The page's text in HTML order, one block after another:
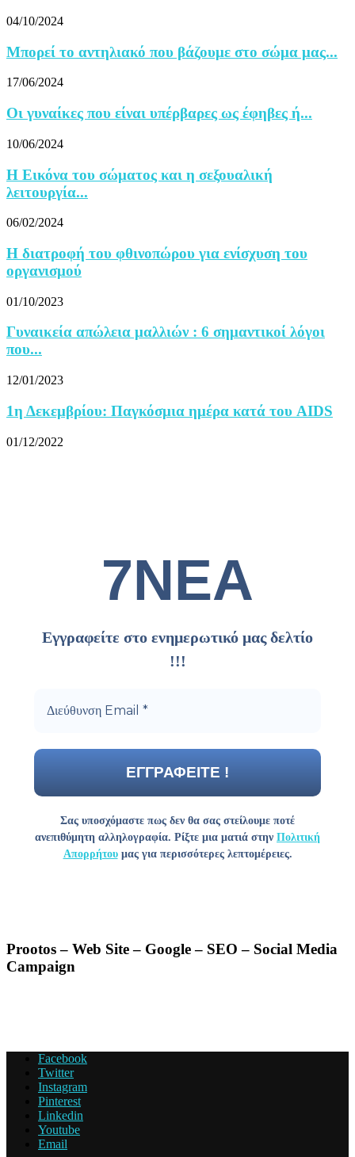
04/10/2024
Μπορεί το αντηλιακό που βάζουμε στο σώμα μας...
17/06/2024
Οι γυναίκες που είναι υπέρβαρες ως έφηβες ή...
10/06/2024
Η Εικόνα του σώματος και η σεξουαλική
λειτουργία...
06/02/2024
Η διατροφή του φθινοπώρου για ενίσχυση του
οργανισμού
01/10/2023
Γυναικεία απώλεια μαλλιών : 6 σημαντικοί λόγοι
που...
12/01/2023
1η Δεκεμβρίου: Παγκόσμια ημέρα κατά του AIDS
01/12/2022
7ΝΕΑ
Εγγραφείτε στο ενημερωτικό μας δελτίο
!!!
Σας υποσχόμαστε πως δεν θα σας στείλουμε ποτέ
ανεπιθύμητη αλληλογραφία. Ρίξτε μια ματιά στην Πολιτική
Απορρήτουμας για περισσότερες λεπτομέρειες.
Prootos – Web Site – Google – SEO – Social Media
Campaign
Facebook
Twitter
Instagram
Pinterest
Linkedin
Youtube
Email